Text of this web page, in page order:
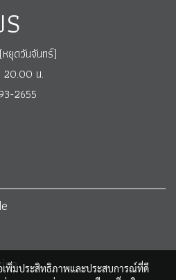
ยุดวันจันทร์)
20.00 น.
2655
เพิ่มประสิทธิภาพและประสบการณ์ที่ดี